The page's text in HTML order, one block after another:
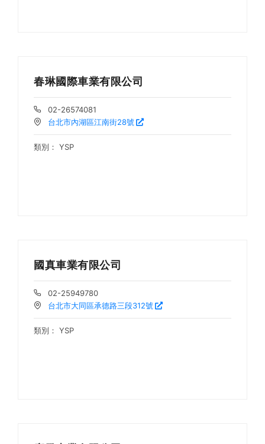
春琳國際車業有限公司
02-26574081
台北市內湖區江南街28號
類別： YSP
國真車業有限公司
02-25949780
台北市大同區承德路三段312號
類別： YSP